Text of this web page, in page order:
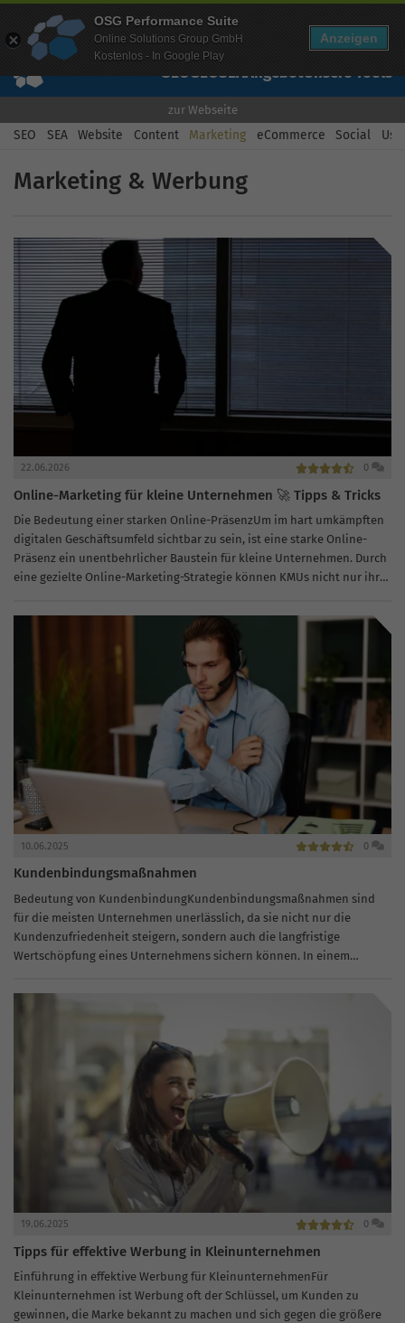
Wissen Free Checks Über uns Free Account
SEOGEOSEAAngebotUnsere Tools
zur Webseite
SEO SEA Website Content Marketing eCommerce Social
Marketing & Werbung
22.06.2026 0
Online-Marketing für kleine Unternehmen 🚀 Tipps & Tricks
Die Bedeutung einer starken Online-PräsenzUm im hart umkämpften
digitalen Geschäftsumfeld sichtbar zu sein, ist eine starke Online-
Präsenz ein unentbehrlicher Baustein für kleine Unternehmen. Durch
eine gezielte Online-Marketing-Strategie können KMUs nicht nur ihre
10.06.2025 0
Kundenbindungsmaßnahmen
Bedeutung von KundenbindungKundenbindungsmaßnahmen sind
für die meisten Unternehmen unerlässlich, da sie nicht nur die
Kundenzufriedenheit steigern, sondern auch die langfristige
Wertschöpfung eines Unternehmens sichern können. In einem
ermöglichen es gezielte...
19.06.2025 0
Tipps für effektive Werbung in Kleinunternehmen
Einführung in effektive Werbung für KleinunternehmenFür
Kleinunternehmen ist Werbung oft der Schlüssel, um Kunden zu
gewinnen, die Marke bekannt zu machen und sich gegen die größere
OSG Performance Suite
Online Solutions Group GmbH
Kostenlos - In Google Play
Anzeigen